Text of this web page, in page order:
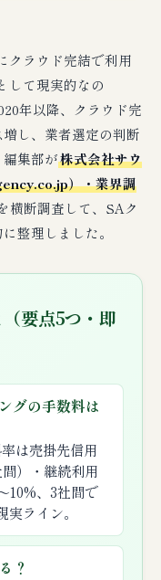
クラウド完結で利用
して現実的なの
年以降、クラウド完
し、業者選定の判断
集部が株式会社サウ
）・業界調
横断調査して、SAク
整理しました。
要点5つ・即
グの手数料は
は売掛先信用
）・継続利用
10%、3社間で
ライン。
？